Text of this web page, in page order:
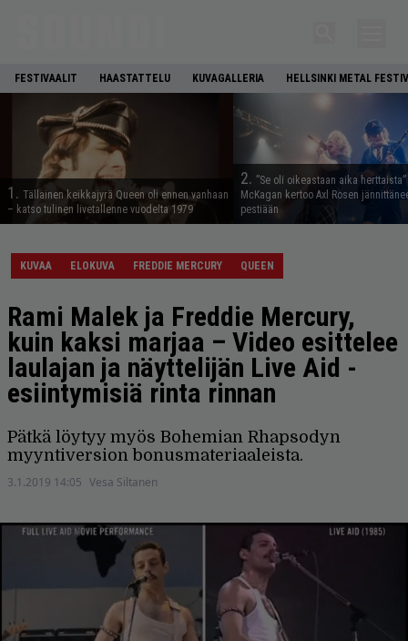
FESTIVAALIT HAASTATTELU KUVAGALLERIA HELLSINKI METAL
1. Tällainen keikkajyrä Queen oli ennen vanhaan
– katso tulinen livetallenne vuodelta 1979
2. ”Se oli oikeastaan aika
McKagan kertoo Axl Rosen
pestiään
KUVAA ELOKUVA FREDDIE MERCURY QUEEN
Rami Malek ja Freddie Mercury,
kuin kaksi marjaa – Video esittelee
laulajan ja näyttelijän Live Aid -
esiintymisiä rinta rinnan
Pätkä löytyy myös Bohemian Rhapsodyn
myyntiversion bonusmateriaaleista.
3.1.2019 14:05 Vesa Siltanen